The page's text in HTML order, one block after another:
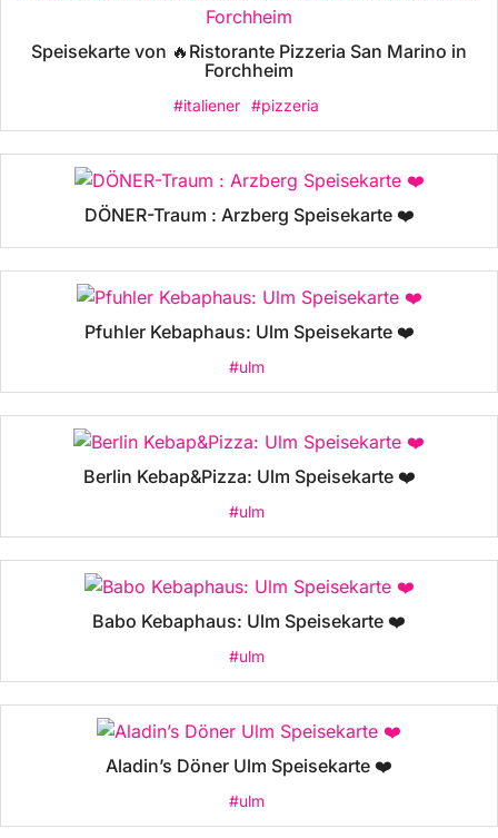
Speisekarte von 🔥Ristorante Pizzeria San Marino in
Forchheim
#italiener #pizzeria
DÖNER-Traum : Arzberg Speisekarte ❤️
Pfuhler Kebaphaus: Ulm Speisekarte ❤️
#ulm
Berlin Kebap&Pizza: Ulm Speisekarte ❤️
#ulm
Babo Kebaphaus: Ulm Speisekarte ❤️
#ulm
Aladin’s Döner Ulm Speisekarte ❤️
#ulm